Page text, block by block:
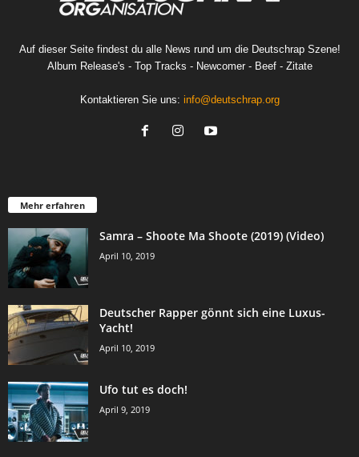
Auf dieser Seite findest du alle News rund um die Deutschrap Szene!
Album Release's - Top Tracks - Newcomer - Beef - Zitate
Kontaktieren Sie uns: info@deutschrap.org
Mehr erfahren
Samra – Shoote Ma Shoote (2019) (Video)
April 10, 2019
Deutscher Rapper gönnt sich eine Luxus-
Yacht!
April 10, 2019
Ufo tut es doch!
April 9, 2019